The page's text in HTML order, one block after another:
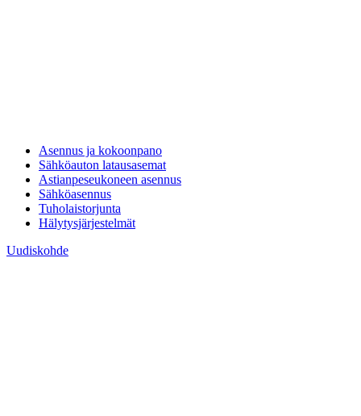
Asennus ja kokoonpano
Sähköauton latausasemat
Astianpeseukoneen asennus
Sähköasennus
Tuholaistorjunta
Hälytysjärjestelmät
Uudiskohde